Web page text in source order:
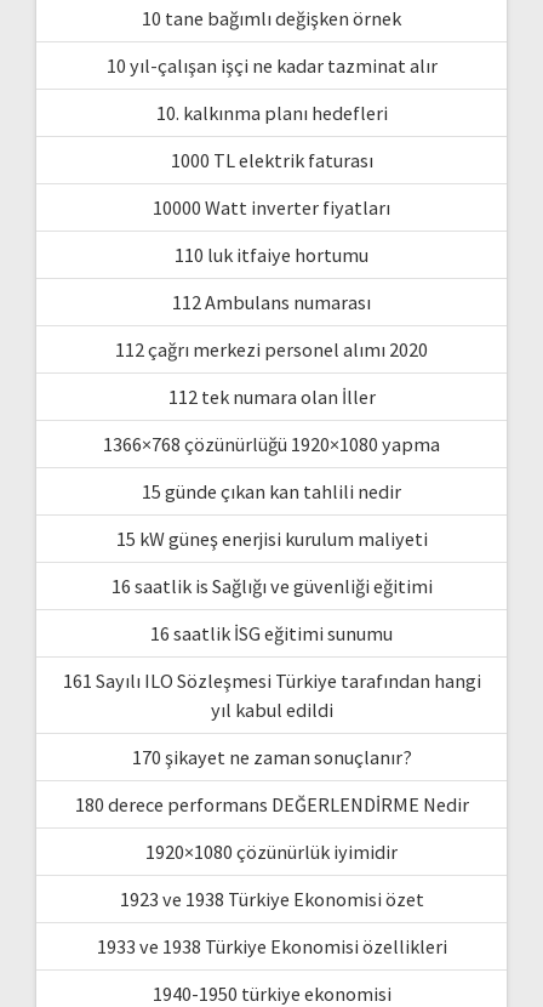
10 tane bağımlı değişken örnek
10 yıl-çalışan işçi ne kadar tazminat alır
10. kalkınma planı hedefleri
1000 TL elektrik faturası
10000 Watt inverter fiyatları
110 luk itfaiye hortumu
112 Ambulans numarası
112 çağrı merkezi personel alımı 2020
112 tek numara olan İller
1366×768 çözünürlüğü 1920×1080 yapma
15 günde çıkan kan tahlili nedir
15 kW güneş enerjisi kurulum maliyeti
16 saatlik is Sağlığı ve güvenliği eğitimi
16 saatlik İSG eğitimi sunumu
161 Sayılı ILO Sözleşmesi Türkiye tarafından hangi
yıl kabul edildi
170 şikayet ne zaman sonuçlanır?
180 derece performans DEĞERLENDİRME Nedir
1920×1080 çözünürlük iyimidir
1923 ve 1938 Türkiye Ekonomisi özet
1933 ve 1938 Türkiye Ekonomisi özellikleri
1940-1950 türkiye ekonomisi